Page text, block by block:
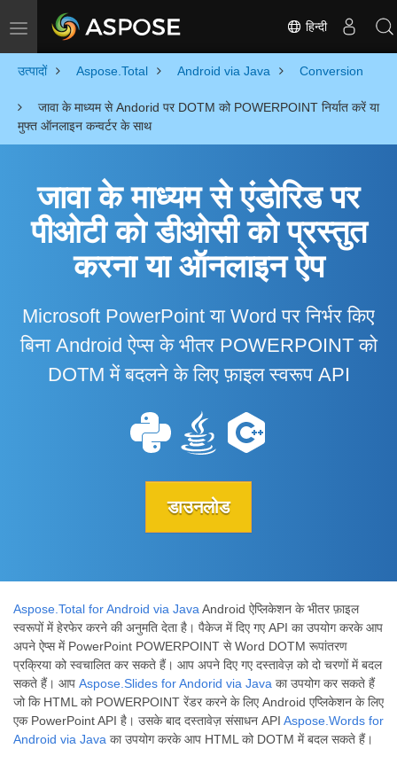
Toggle navigation हिन्दी
उत्पादों Aspose.Total Android via Java Conversion
जावा के माध्यम से Andorid पर DOTM को POWERPOINT निर्यात करें या
मुफ्त ऑनलाइन कन्वर्टर के साथ
जावा के माध्यम से एंडोरिड पर
पीओटी को डीओसी को प्रस्तुत
करना या ऑनलाइन ऐप
Microsoft PowerPoint या Word पर निर्भर किए
बिना Android ऐप्स के भीतर POWERPOINT को
DOTM में बदलने के लिए फ़ाइल स्वरूप API
डाउनलोड
Aspose.Total for Android via Java Android ऐप्लिकेशन के भीतर फ़ाइल
स्वरूपों में हेरफेर करने की अनुमति देता है। पैकेज में दिए गए API का उपयोग करके आप
अपने ऐप्स में PowerPoint POWERPOINT से Word DOTM रूपांतरण
प्रक्रिया को स्वचालित कर सकते हैं। आप अपने दिए गए दस्तावेज़ को दो चरणों में बदल
सकते हैं। आप Aspose.Slides for Andorid via Java का उपयोग कर सकते हैं
जो कि HTML को POWERPOINT रेंडर करने के लिए Android एप्लिकेशन के लिए
एक PowerPoint API है। उसके बाद दस्तावेज़ संसाधन API Aspose.Words for
Android via Java का उपयोग करके आप HTML को DOTM में बदल सकते हैं।